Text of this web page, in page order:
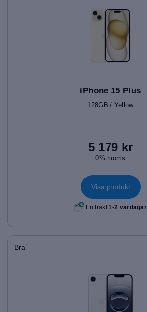
iPhone 15 Plus
128GB / Yellow
5 179 kr
0% moms
Visa produkt
Fri frakt1-2 vardagar
Bra